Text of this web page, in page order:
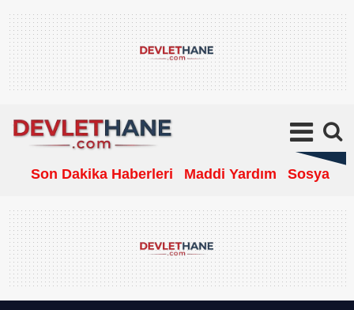
Son Dakika Haberleri Maddi Yardım Sosyal